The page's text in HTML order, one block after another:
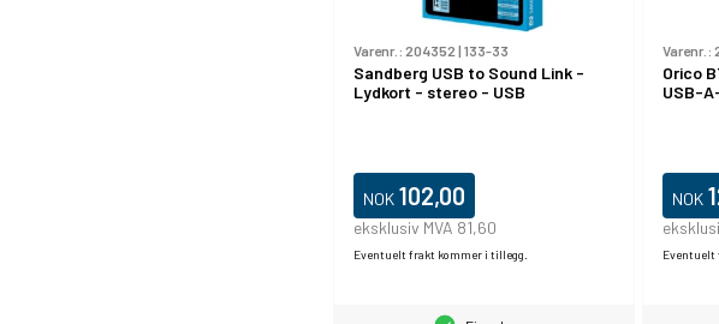
Varenr.: 204352 | 133-33
Sandberg USB to Sound Link -
Lydkort - stereo - USB
NOK 102,00
eksklusiv MVA 81,60
Eventuelt frakt kommer i tillegg.
Varenr.:
Orico
USB-
NOK
Eventuelt